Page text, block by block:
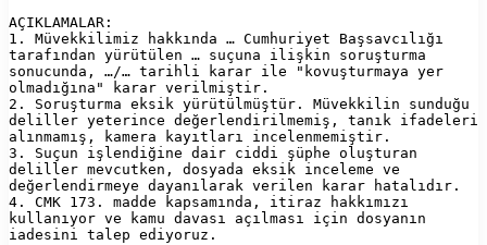
AÇIKLAMALAR:
1. Müvekkilimiz hakkında … Cumhuriyet Başsavcılığı
tarafından yürütülen … suçuna ilişkin soruşturma
sonucunda, …/… tarihli karar ile "kovuşturmaya yer
olmadığına" karar verilmiştir.
2. Soruşturma eksik yürütülmüştür. Müvekkilin sunduğu
deliller yeterince değerlendirilmemiş, tanık ifadeleri
alınmamış, kamera kayıtları incelenmemiştir.
3. Suçun işlendiğine dair ciddi şüphe oluşturan
deliller mevcutken, dosyada eksik inceleme ve
değerlendirmeye dayanılarak verilen karar hatalıdır.
4. CMK 173. madde kapsamında, itiraz hakkımızı
kullanıyor ve kamu davası açılması için dosyanın
iadesini talep ediyoruz.